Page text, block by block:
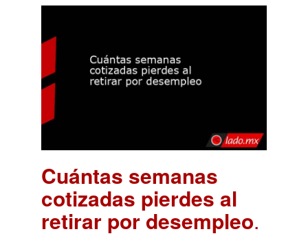
Cuántas semanas
cotizadas pierdes al
retirar por desempleo.